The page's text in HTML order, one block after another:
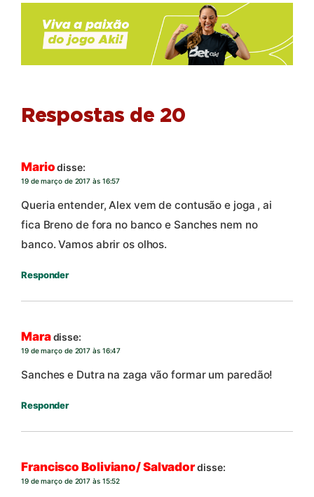
Respostas de 20
Mario disse:
19 de março de 2017 às 16:57
Queria entender, Alex vem de contusão e joga , ai
fica Breno de fora no banco e Sanches nem no
banco. Vamos abrir os olhos.
Responder
Maradisse:
19 de março de 2017 às 16:47
Sanches e Dutra na zaga vão formar um paredão!
Responder
Francisco Boliviano/ Salvadordisse:
19 de março de 2017 às 15:52